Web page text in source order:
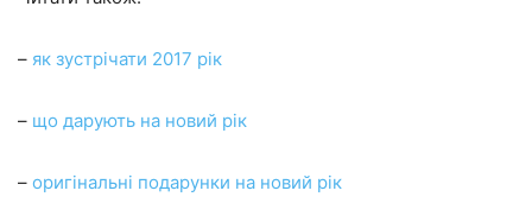
– як зустрічати 2017 рік
– що дарують на новий рік
– оригінальні подарунки на новий рік